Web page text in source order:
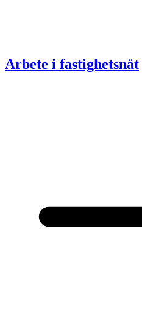
Arbete i fastighetsnät